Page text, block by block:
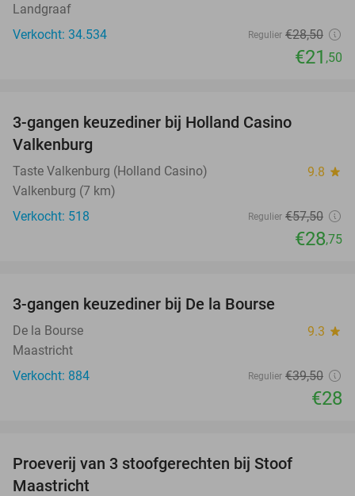
Landgraaf
Verkocht: 34.534
Regulier €28,50
€21 ,50
3-gangen keuzediner bij Holland Casino
Valkenburg
Taste Valkenburg (Holland Casino) 9.8 star
Valkenburg (7 km)
Verkocht: 518
Regulier €57,50
€28,75
3-gangen keuzediner bij De la Bourse
De la Bourse 9.3 star
Maastricht
Verkocht: 884
Regulier €39,50
€28
Proeverij van 3 stoofgerechten bij Stoof
Maastricht